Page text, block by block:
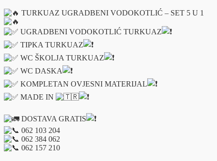
TURKUAZ UGRADBENI VODOKOTLIĆ – SET 5 U 1
UGRADBENI VODOKOTLIĆ TURKUAZ
TIPKA TURKUAZ
WC ŠKOLJA TURKUAZ
WC DASKA
KOMPLETAN OVJESNI MATERIJAL
MADE IN
DOSTAVA GRATIS
062 103 204
062 384 062
062 157 210